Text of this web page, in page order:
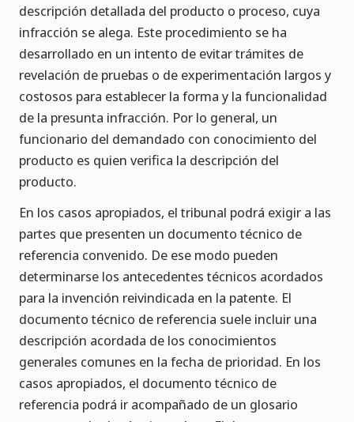
descripción detallada del producto o proceso, cuya
infracción se alega. Este procedimiento se ha
desarrollado en un intento de evitar trámites de
revelación de pruebas o de experimentación largos y
costosos para establecer la forma y la funcionalidad
de la presunta infracción. Por lo general, un
funcionario del demandado con conocimiento del
producto es quien verifica la descripción del
producto.
En los casos apropiados, el tribunal podrá exigir a las
partes que presenten un documento técnico de
referencia convenido. De ese modo pueden
determinarse los antecedentes técnicos acordados
para la invención reivindicada en la patente. El
documento técnico de referencia suele incluir una
descripción acordada de los conocimientos
generales comunes en la fecha de prioridad. En los
casos apropiados, el documento técnico de
referencia podrá ir acompañado de un glosario